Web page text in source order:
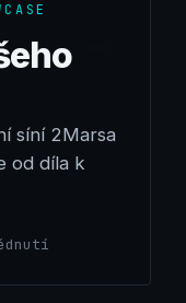
síní 2Marsa
od díla k